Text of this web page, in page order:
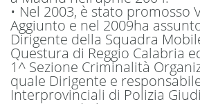
• Nel 2003, è stato promosso
Aggiunto e nel 2009ha
Dirigente della Squadra
Questura di Reggio Calabria
1^ Sezione Criminalità
quale Dirigente e
Interprovinciali di Polizia